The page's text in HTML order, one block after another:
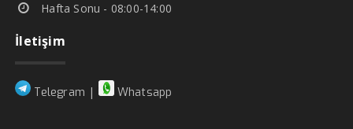
Hafta Sonu - 08:00-14:00
İletişim
Telegram | Whatsapp